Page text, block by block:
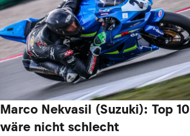
Marco Nekvasil (Suzuki): Top 10
wäre nicht schlecht